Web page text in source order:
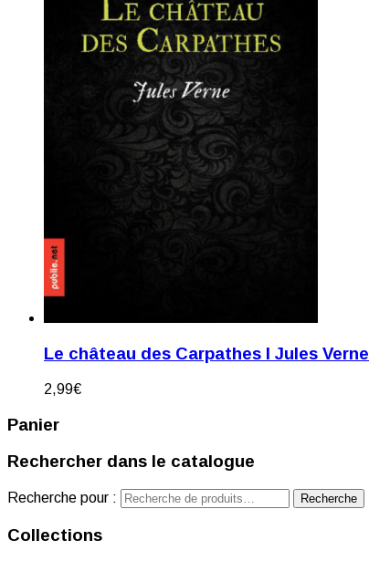
Le château des Carpathes I Jules Verne
2,99€
Panier
Rechercher dans le catalogue
Recherche pour : Recherche
Collections